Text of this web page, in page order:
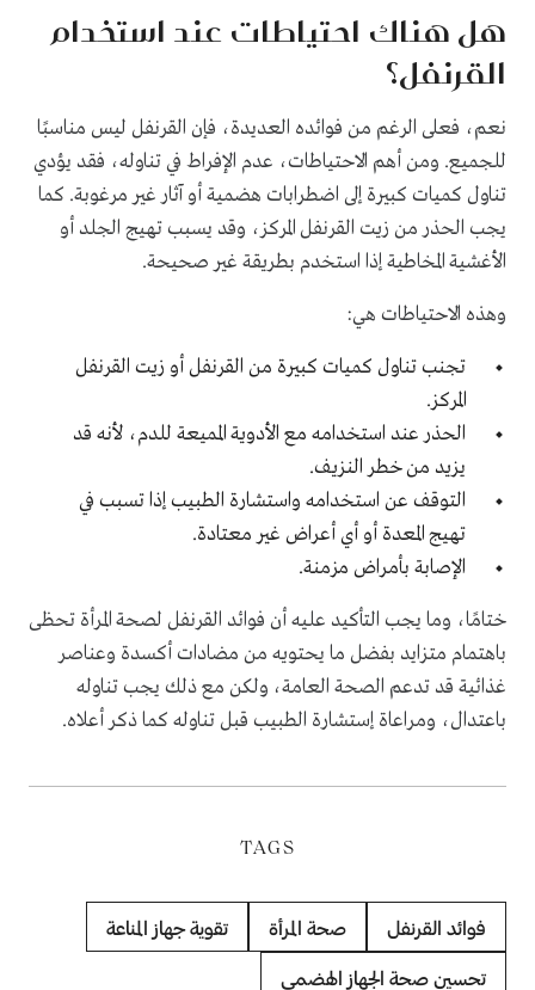
هل هناك احتياطات عند استخدام
القرنفل؟
نعم، فعلى الرغم من فوائده العديدة، فإن القرنفل ليس مناسبًا
للجميع. ومن أهم الاحتياطات، عدم الإفراط في تناوله، فقد يؤدي
تناول كميات كبيرة إلى اضطرابات هضمية أو آثار غير مرغوبة. كما
يجب الحذر من زيت القرنفل المركز، وقد يسبب تهيج الجلد أو
الأغشية المخاطية إذا استخدم بطريقة غير صحيحة.
وهذه الاحتياطات هي:
تجنب تناول كميات كبيرة من القرنفل أو زيت القرنفل
المركز.
الحذر عند استخدامه مع الأدوية المميعة للدم، لأنه قد
يزيد من خطر النزيف.
التوقف عن استخدامه واستشارة الطبيب إذا تسبب في
تهيج المعدة أو أي أعراض غير معتادة.
الإصابة بأمراض مزمنة.
ختامًا، وما يجب التأكيد عليه أن فوائد القرنفل لصحة المرأة تحظى
باهتمام متزايد بفضل ما يحتويه من مضادات أكسدة وعناصر
غذائية قد تدعم الصحة العامة، ولكن مع ذلك يجب تناوله
باعتدال، ومراعاة إستشارة الطبيب قبل تناوله كما ذكر أعلاه.
TAGS
فوائد القرنفل صحة المرأة تقوية جهاز المناعة
تحسين صحة الجهاز الهضمي